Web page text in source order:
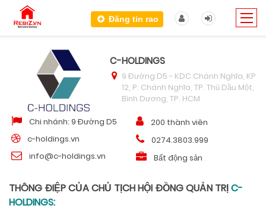
Đăng tin rao
C-HOLDINGS
9 Đường D5 - KDC Chánh Nghĩa, KP
12, P. Chánh Nghĩa, TP. Thủ Dầu Một,
Bình Dương, TP. HCM
Chi nhánh: 9 Đường D5
c-holdings.vn
info@c-holdings.vn
200 thành viên
0274.3803.999
Bất động sản
THÔNG ĐIỆP CỦA CHỦ TỊCH HỘI ĐỒNG QUẢN TRỊC-
HOLDINGS: